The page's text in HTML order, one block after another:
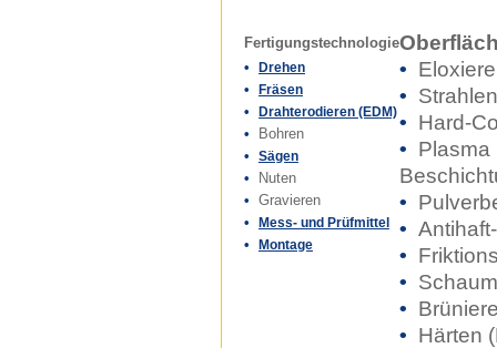
Fertigungstechnologie
• Drehen
• Fräsen
• Drahterodieren (EDM)
• Bohren
•
Sägen
• Nuten
• Gravieren
•
Mess- und Prüfmittel
• Montage
•
•
• Hard-
• Plasma
•
•
•
•
•
• Härten